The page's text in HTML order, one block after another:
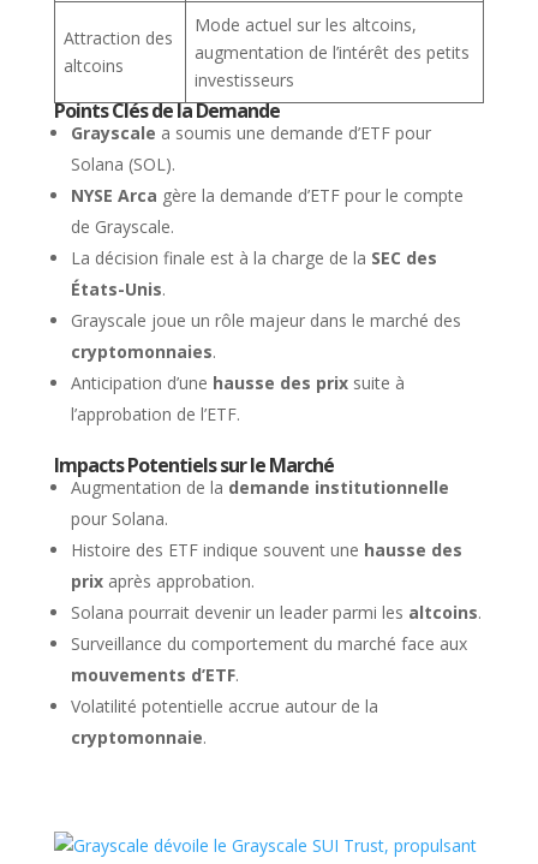
Attraction des
altcoins
Mode actuel sur les altcoins,
augmentation de l’intérêt des petits
investisseurs
Points Clés de la Demande
Grayscale a soumis une demande d’ETF pour
Solana (SOL).
NYSE Arca gère la demande d’ETF pour le compte
de Grayscale.
La décision finale est à la charge de la SEC des
États-Unis.
Grayscale joue un rôle majeur dans le marché des
cryptomonnaies.
Anticipation d’une hausse des prixsuite à
l’approbation de l’ETF.
Impacts Potentiels sur le Marché
Augmentation de la demande institutionnelle
pour Solana.
Histoire des ETF indique souvent une hausse des
prixaprès approbation.
Solana pourrait devenir un leader parmi les altcoins.
Surveillance du comportement du marché face aux
mouvements d’ETF.
Volatilité potentielle accrue autour de la
cryptomonnaie.